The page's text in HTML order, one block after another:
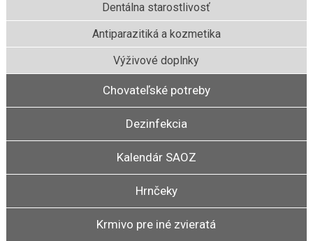
Dentálna starostlivosť
Antiparazitiká a kozmetika
Výživové doplnky
Chovateľské potreby
Dezinfekcia
Kalendár SAOZ
Hrnčeky
Krmivo pre iné zvieratá